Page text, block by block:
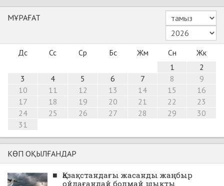
МҰРАҒАТ
Дс Сс Ср Бс Жм Сн
Жк
1
2
3
4 5 6 7 8
9
10
11 12 13 14 15
16
17
18 19 20 21 22
23
24
25 26 27 28 29
30
31
КӨП ОҚЫЛҒАНДАР
■ Қазақстандағы жасанды жаңбыр
ойлағандай болмай шықты